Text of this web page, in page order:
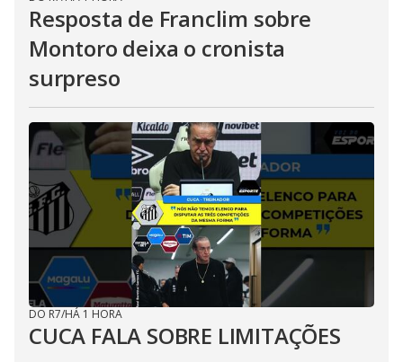
Resposta de Franclim sobre
Montoro deixa o cronista
surpreso
DO R7/HÁ 1 HORA
CUCA FALA SOBRE LIMITAÇÕES